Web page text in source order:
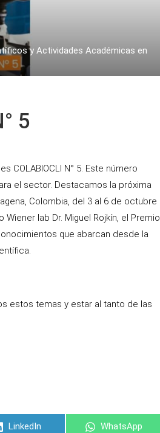
y Actividades Académicas en
5
N° 5. Este número
el sector. Destacamos la próxima
Colombia, del 3 al 6 de octubre
lab Dr. Miguel Rojkín, el Premio
que abarcan desde la
estos temas y estar al tanto de las
Compartir
LinkedIn
Compartir
WhatsApp